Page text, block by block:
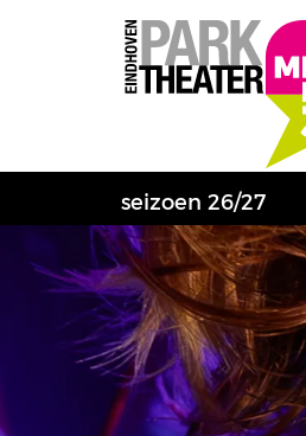
seizoen 26/27